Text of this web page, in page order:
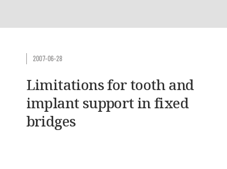
2007-06-28
Limitations for tooth and
implant support in fixed
bridges